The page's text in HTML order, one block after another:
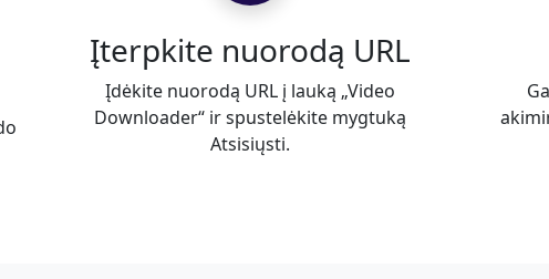
Įterpkite nuorodą URL
Įdėkite nuorodą URL į lauką „Video
Downloader“ ir spustelėkite mygtuką
Atsisiųsti.